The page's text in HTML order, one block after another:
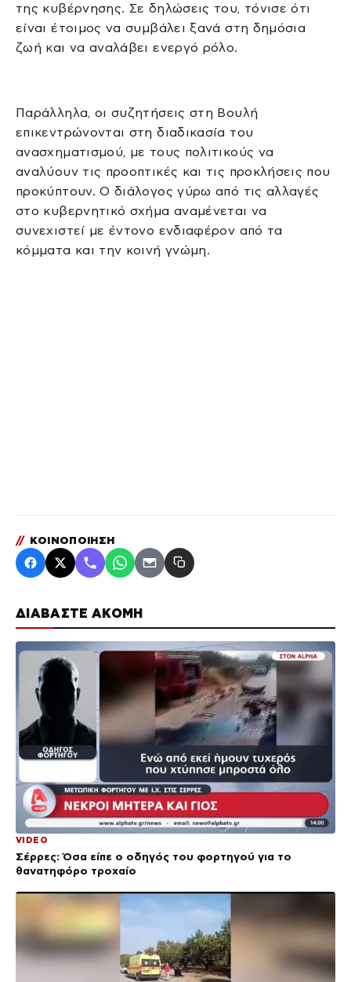
ΔΙΑΒΑΣΤΕ ΑΚΟΜΗ
VIDEO
Σέρρες: Όσα είπε ο οδηγός του φορτηγού για το
θανατηφόρο τροχαίο
της κυβέρνησης. Σε δηλώσεις του, τόνισε ότι
είναι έτοιμος να συμβάλει ξανά στη δημόσια
ζωή και να αναλάβει ενεργό ρόλο.
Παράλληλα, οι συζητήσεις στη Βουλή
επικεντρώνονται στη διαδικασία του
ανασχηματισμού, με τους πολιτικούς να
αναλύουν τις προοπτικές και τις προκλήσεις που
προκύπτουν. Ο διάλογος γύρω από τις αλλαγές
στο κυβερνητικό σχήμα αναμένεται να
συνεχιστεί με έντονο ενδιαφέρον από τα
κόμματα και την κοινή γνώμη.
// ΚΟΙΝΟΠΟΙΗΣΗ